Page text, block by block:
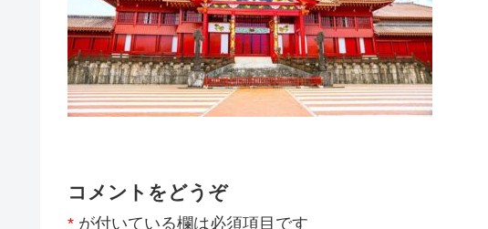
コメントをどうぞ
* が付いている欄は必須項目です